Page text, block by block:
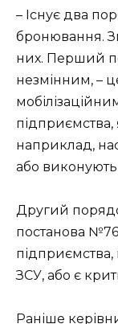
– Існує два
бронювання.
них. Перший
незмінним, –
підприємства,
наприклад,
або
Другий
постанова
ЗСУ, або є
Раніше